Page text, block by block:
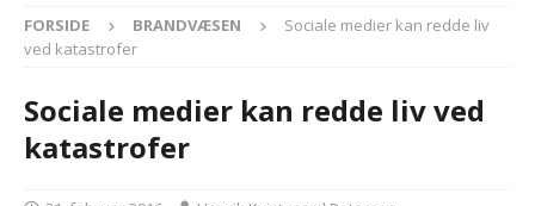
FORSIDE BRANDVÆSEN
Sociale medier kan redde liv
ved katastrofer
Sociale medier kan redde liv ved
katastrofer